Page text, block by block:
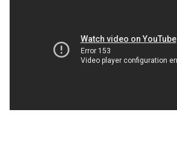
Data Science Einführungskurs